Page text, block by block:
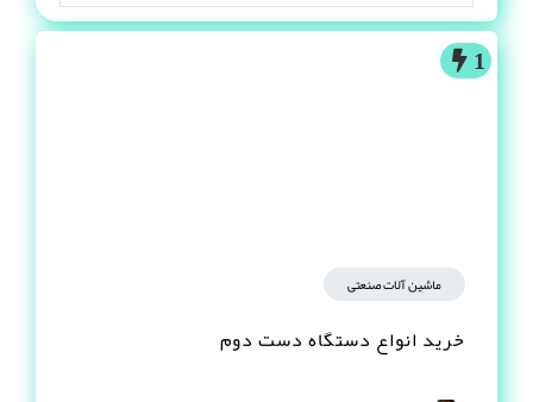
1
ماشین آلات صنعتی
خرید انواع دستگاه دست دوم